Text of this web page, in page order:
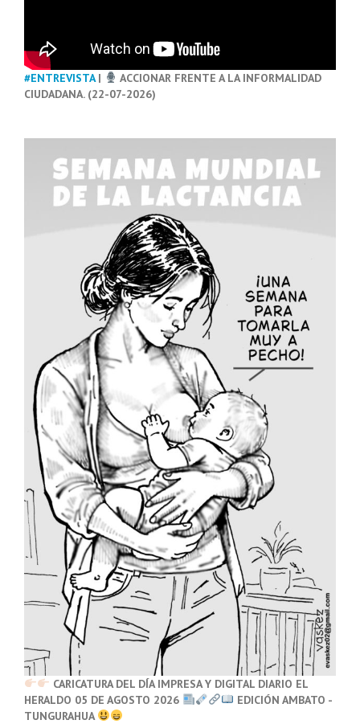
#ENTREVISTA|
ACCIONAR FRENTE A LA INFORMALIDAD
CIUDADANA. (22-07-2026)
CARICATURA DEL DÍA IMPRESA Y DIGITAL DIARIO EL
HERALDO 05 DE AGOSTO 2026
EDICIÓN AMBATO -
TUNGURAHUA